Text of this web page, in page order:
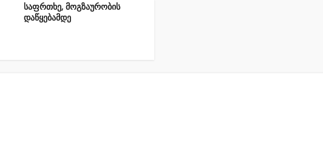
საფრთხე, მოგზაურობის
დაწყებამდე